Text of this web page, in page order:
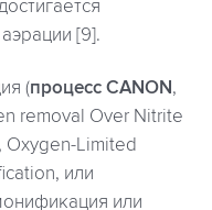
[9].
(процесс CANON,
removal Over Nitrite
Oxygen-Limited
или
или